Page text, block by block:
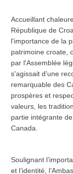
Accueillant
République de
l'importance de la
patrimoine croate,
par l'Assemblée
s'agissait d'une
remarquable des
prospères et
valeurs, les
partie intégrante
Canada.
Soulignant
et l’identité,